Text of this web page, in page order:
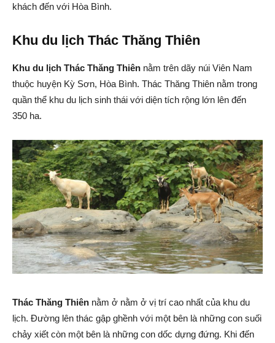
khách đến với Hòa Bình.
Khu du lịch Thác Thăng Thiên
Khu du lịch Thác Thăng Thiên nằm trên dãy núi Viên Nam
thuộc huyện Kỳ Sơn, Hòa Bình. Thác Thăng Thiên nằm trong
quần thể khu du lịch sinh thái với diện tích rộng lớn lên đến
350 ha.
Thác Thăng Thiên nằm ở nằm ở vị trí cao nhất của khu du
lịch. Đường lên thác gập ghềnh với một bên là những con suối
chảy xiết còn một bên là những con dốc dựng đứng. Khi đến